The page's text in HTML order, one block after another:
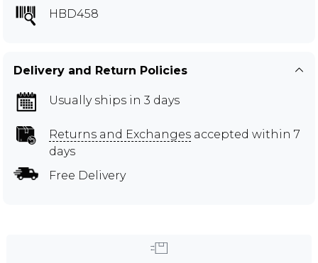
HBD458
Delivery and Return Policies
Usually ships in 3 days
Returns and Exchanges accepted within 7
days
Free Delivery